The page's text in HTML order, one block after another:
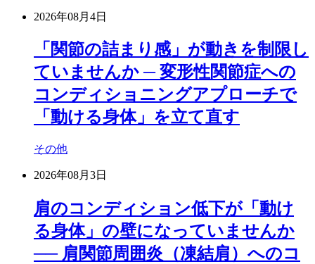
2026年08月4日
「関節の詰まり感」が動きを制限し
ていませんか ─ 変形性関節症への
コンディショニングアプローチで
「動ける身体」を立て直す
その他
2026年08月3日
肩のコンディション低下が「動け
る身体」の壁になっていませんか
── 肩関節周囲炎（凍結肩）へのコ